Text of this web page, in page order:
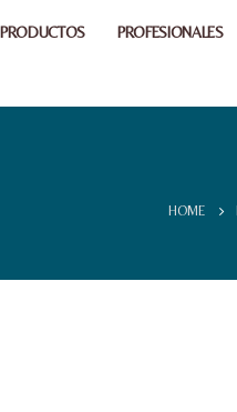
PRODUCTOS PROFESIONALES
HOME